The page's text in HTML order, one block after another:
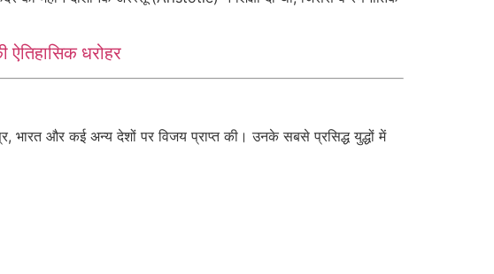
ऐतिहासिक धरोहर
भारत और कई अन्य देशों पर विजय प्राप्त की। उनके सबसे प्रसिद्ध युद्धों में